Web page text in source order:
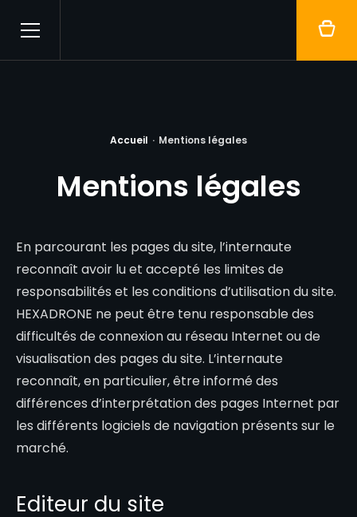
Menu
Accueil · Mentions légales
Mentions légales
En parcourant les pages du site, l’internaute
reconnaît avoir lu et accepté les limites de
responsabilités et les conditions d’utilisation du site.
HEXADRONE ne peut être tenu responsable des
difficultés de connexion au réseau Internet ou de
visualisation des pages du site. L’internaute
reconnaît, en particulier, être informé des
différences d’interprétation des pages Internet par
les différents logiciels de navigation présents sur le
marché.
Editeur du site